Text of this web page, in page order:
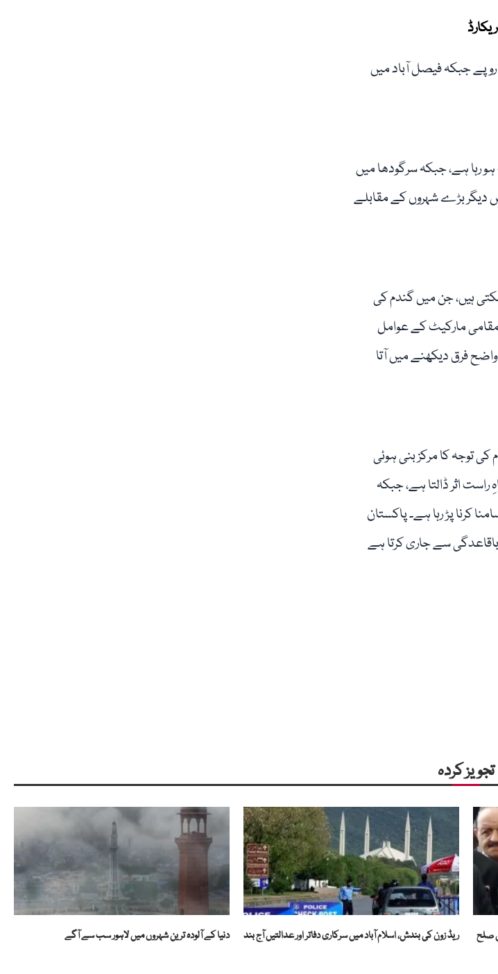
دوسری جانب سیالکوٹ میں 20 کلو آٹے کے تھیلے کی زیادہ سے زیادہ قیمت 2333 روپے جبکہ فیصل آباد میں
آٹے کا تھیلا 2250 روپے تک فروخت ہو رہا ہے، جبکہ سرگودھا میں
قیمتیں بعض دیگر بڑے شہروں کے مقابلے
ہیں، جن میں گندم کی
مارکیٹ کے عوامل
فرق دیکھنے میں آتا
کی توجہ کا مرکز بنی ہوئی
اثر ڈالتا ہے، جبکہ
کرنا پڑ رہا ہے۔ پاکستان
سے جاری کرتا ہے
تجویز کردہ
صلح
ریڈ زون کی بندش، اسلام آباد میں سرکاری دفاتر اور عدالتیں آج بند دنیا کے آلودہ ترین شہروں میں لاہور سب سے آگے